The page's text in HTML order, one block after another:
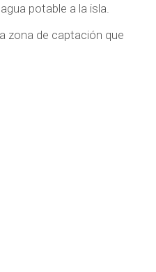
potable a la isla.
zona de captación que